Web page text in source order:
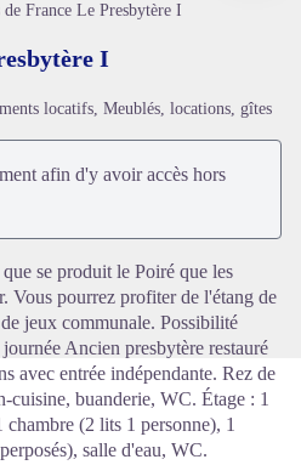
Voir l'image en plein écran
de France Le Presbytère I
I
locatifs, Meublés, locations, gîtes
afin d'y avoir accès hors
se produit le Poiré que les
Vous pourrez profiter de l'étang de
jeux communale. Possibilité
Ancien presbytère restauré
avec entrée indépendante. Rez de
cuisine, buanderie, WC. Étage : 1
(2 lits 1 personne), 1
salle d'eau, WC.